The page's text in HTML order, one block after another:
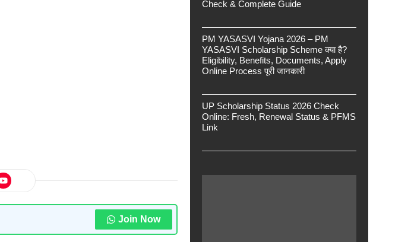
Join Now
Check & Complete Guide
PM YASASVI Yojana 2026 – PM
YASASVI Scholarship Scheme क्या है?
Eligibility, Benefits, Documents, Apply
Online Process पूरी जानकारी
UP Scholarship Status 2026 Check
Online: Fresh, Renewal Status & PFMS
Link